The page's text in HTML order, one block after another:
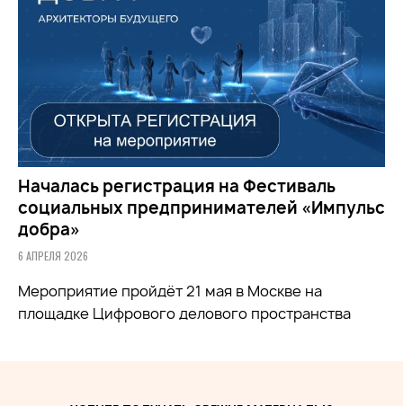
Началась регистрация на Фестиваль
социальных предпринимателей «Импульс
добра»
6 АПРЕЛЯ 2026
Мероприятие пройдёт 21 мая в Москве на
площадке Цифрового делового пространства